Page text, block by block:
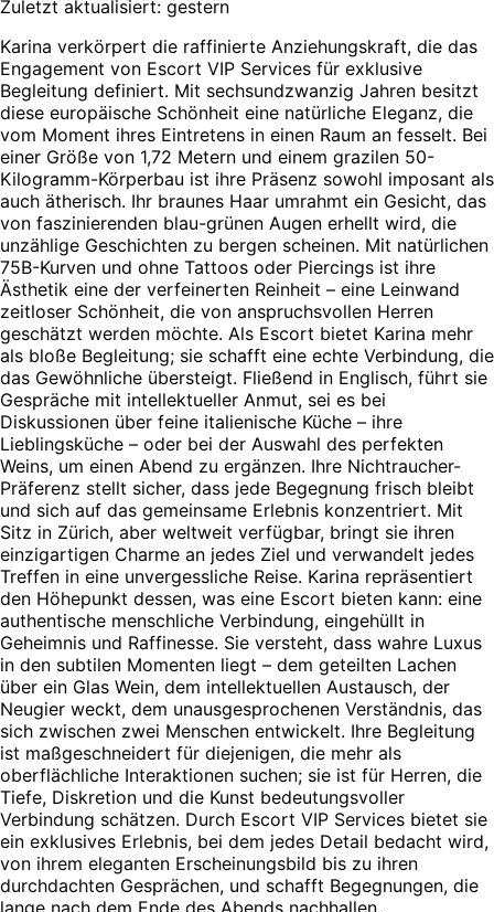
Zuletzt aktualisiert: gestern
Karina verkörpert die raffinierte Anziehungskraft, die das
Engagement von Escort VIP Services für exklusive
Begleitung definiert. Mit sechsundzwanzig Jahren besitzt
diese europäische Schönheit eine natürliche Eleganz, die
vom Moment ihres Eintretens in einen Raum an fesselt. Bei
einer Größe von 1,72 Metern und einem grazilen 50-
Kilogramm-Körperbau ist ihre Präsenz sowohl imposant als
auch ätherisch. Ihr braunes Haar umrahmt ein Gesicht, das
von faszinierenden blau-grünen Augen erhellt wird, die
unzählige Geschichten zu bergen scheinen. Mit natürlichen
75B-Kurven und ohne Tattoos oder Piercings ist ihre
Ästhetik eine der verfeinerten Reinheit – eine Leinwand
zeitloser Schönheit, die von anspruchsvollen Herren
geschätzt werden möchte. Als Escort bietet Karina mehr
als bloße Begleitung; sie schafft eine echte Verbindung, die
das Gewöhnliche übersteigt. Fließend in Englisch, führt sie
Gespräche mit intellektueller Anmut, sei es bei
Diskussionen über feine italienische Küche – ihre
Lieblingsküche – oder bei der Auswahl des perfekten
Weins, um einen Abend zu ergänzen. Ihre Nichtraucher-
Präferenz stellt sicher, dass jede Begegnung frisch bleibt
und sich auf das gemeinsame Erlebnis konzentriert. Mit
Sitz in Zürich, aber weltweit verfügbar, bringt sie ihren
einzigartigen Charme an jedes Ziel und verwandelt jedes
Treffen in eine unvergessliche Reise. Karina repräsentiert
den Höhepunkt dessen, was eine Escort bieten kann: eine
authentische menschliche Verbindung, eingehüllt in
Geheimnis und Raffinesse. Sie versteht, dass wahre Luxus
in den subtilen Momenten liegt – dem geteilten Lachen
über ein Glas Wein, dem intellektuellen Austausch, der
Neugier weckt, dem unausgesprochenen Verständnis, das
sich zwischen zwei Menschen entwickelt. Ihre Begleitung
ist maßgeschneidert für diejenigen, die mehr als
oberflächliche Interaktionen suchen; sie ist für Herren, die
Tiefe, Diskretion und die Kunst bedeutungsvoller
Verbindung schätzen. Durch Escort VIP Services bietet sie
ein exklusives Erlebnis, bei dem jedes Detail bedacht wird,
von ihrem eleganten Erscheinungsbild bis zu ihren
durchdachten Gesprächen, und schafft Begegnungen, die